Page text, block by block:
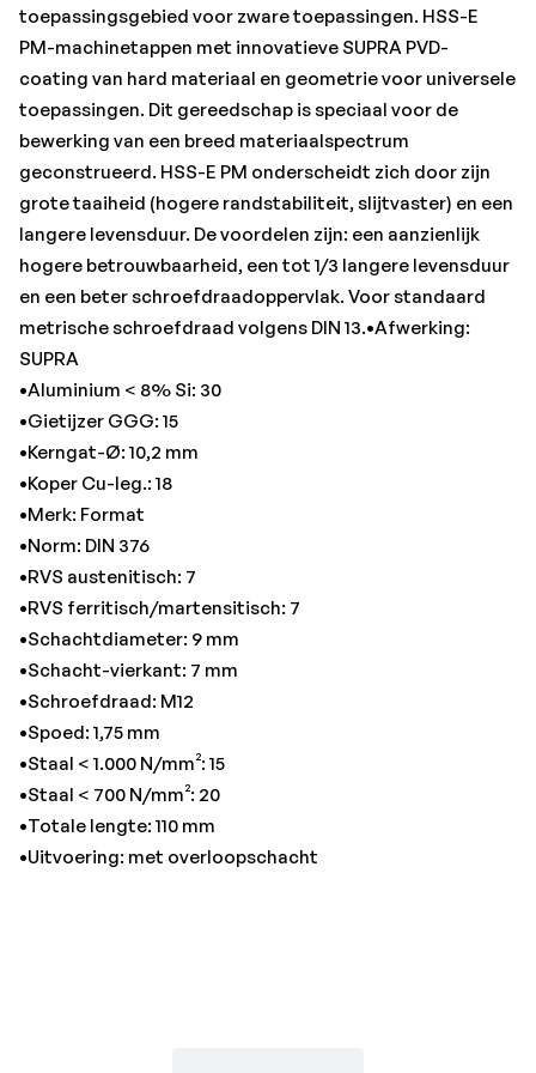
•Koper Cu-leg.: 18
•Merk: Format
•Norm: DIN 376
•RVS austenitisch: 7
•RVS ferritisch/martensitisch: 7
•Schachtdiameter: 9 mm
•Schacht-vierkant: 7 mm
•Schroefdraad: M12
•Spoed: 1,75 mm
•Staal < 1.000 N/mm²: 15
•Staal < 700 N/mm²: 20
•Totale lengte: 110 mm
•Uitvoering: met overloopschacht
toepassingsgebied voor zware toepassingen. HSS-E
PM-machinetappen met innovatieve SUPRA PVD-
coating van hard materiaal en geometrie voor universele
toepassingen. Dit gereedschap is speciaal voor de
bewerking van een breed materiaalspectrum
geconstrueerd. HSS-E PM onderscheidt zich door zijn
grote taaiheid (hogere randstabiliteit, slijtvaster) en een
langere levensduur. De voordelen zijn: een aanzienlijk
hogere betrouwbaarheid, een tot 1/3 langere levensduur
en een beter schroefdraadoppervlak. Voor standaard
metrische schroefdraad volgens DIN 13.•Afwerking:
SUPRA
•Aluminium < 8% Si: 30
•Gietijzer GGG: 15
•Kerngat-Ø: 10,2 mm
•Koper Cu-leg.: 18
•Merk: Format
•Norm: DIN 376
•RVS austenitisch: 7
•RVS ferritisch/martensitisch: 7
•Schachtdiameter: 9 mm
•Schacht-vierkant: 7 mm
•Schroefdraad: M12
•Spoed: 1,75 mm
•Staal < 1.000 N/mm²: 15
•Staal < 700 N/mm²: 20
•Totale lengte: 110 mm
•Uitvoering: met overloopschacht